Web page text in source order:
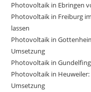
Photovoltaik in Ebringen
Photovoltaik in Freiburg
lassen
Photovoltaik in
Umsetzung
Photovoltaik in
Photovoltaik in
Umsetzung